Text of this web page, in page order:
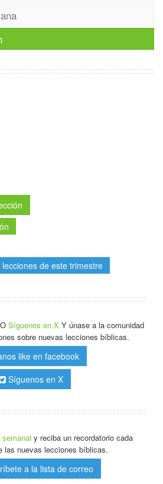
de este trimestre
O Síguenos en X Y únase a la comunidad
sobre nuevas lecciones bíblicas.
like en facebook
Síguenos en X
y reciba un recordatorio cada
las nuevas lecciones bíblicas.
a la lista de correo